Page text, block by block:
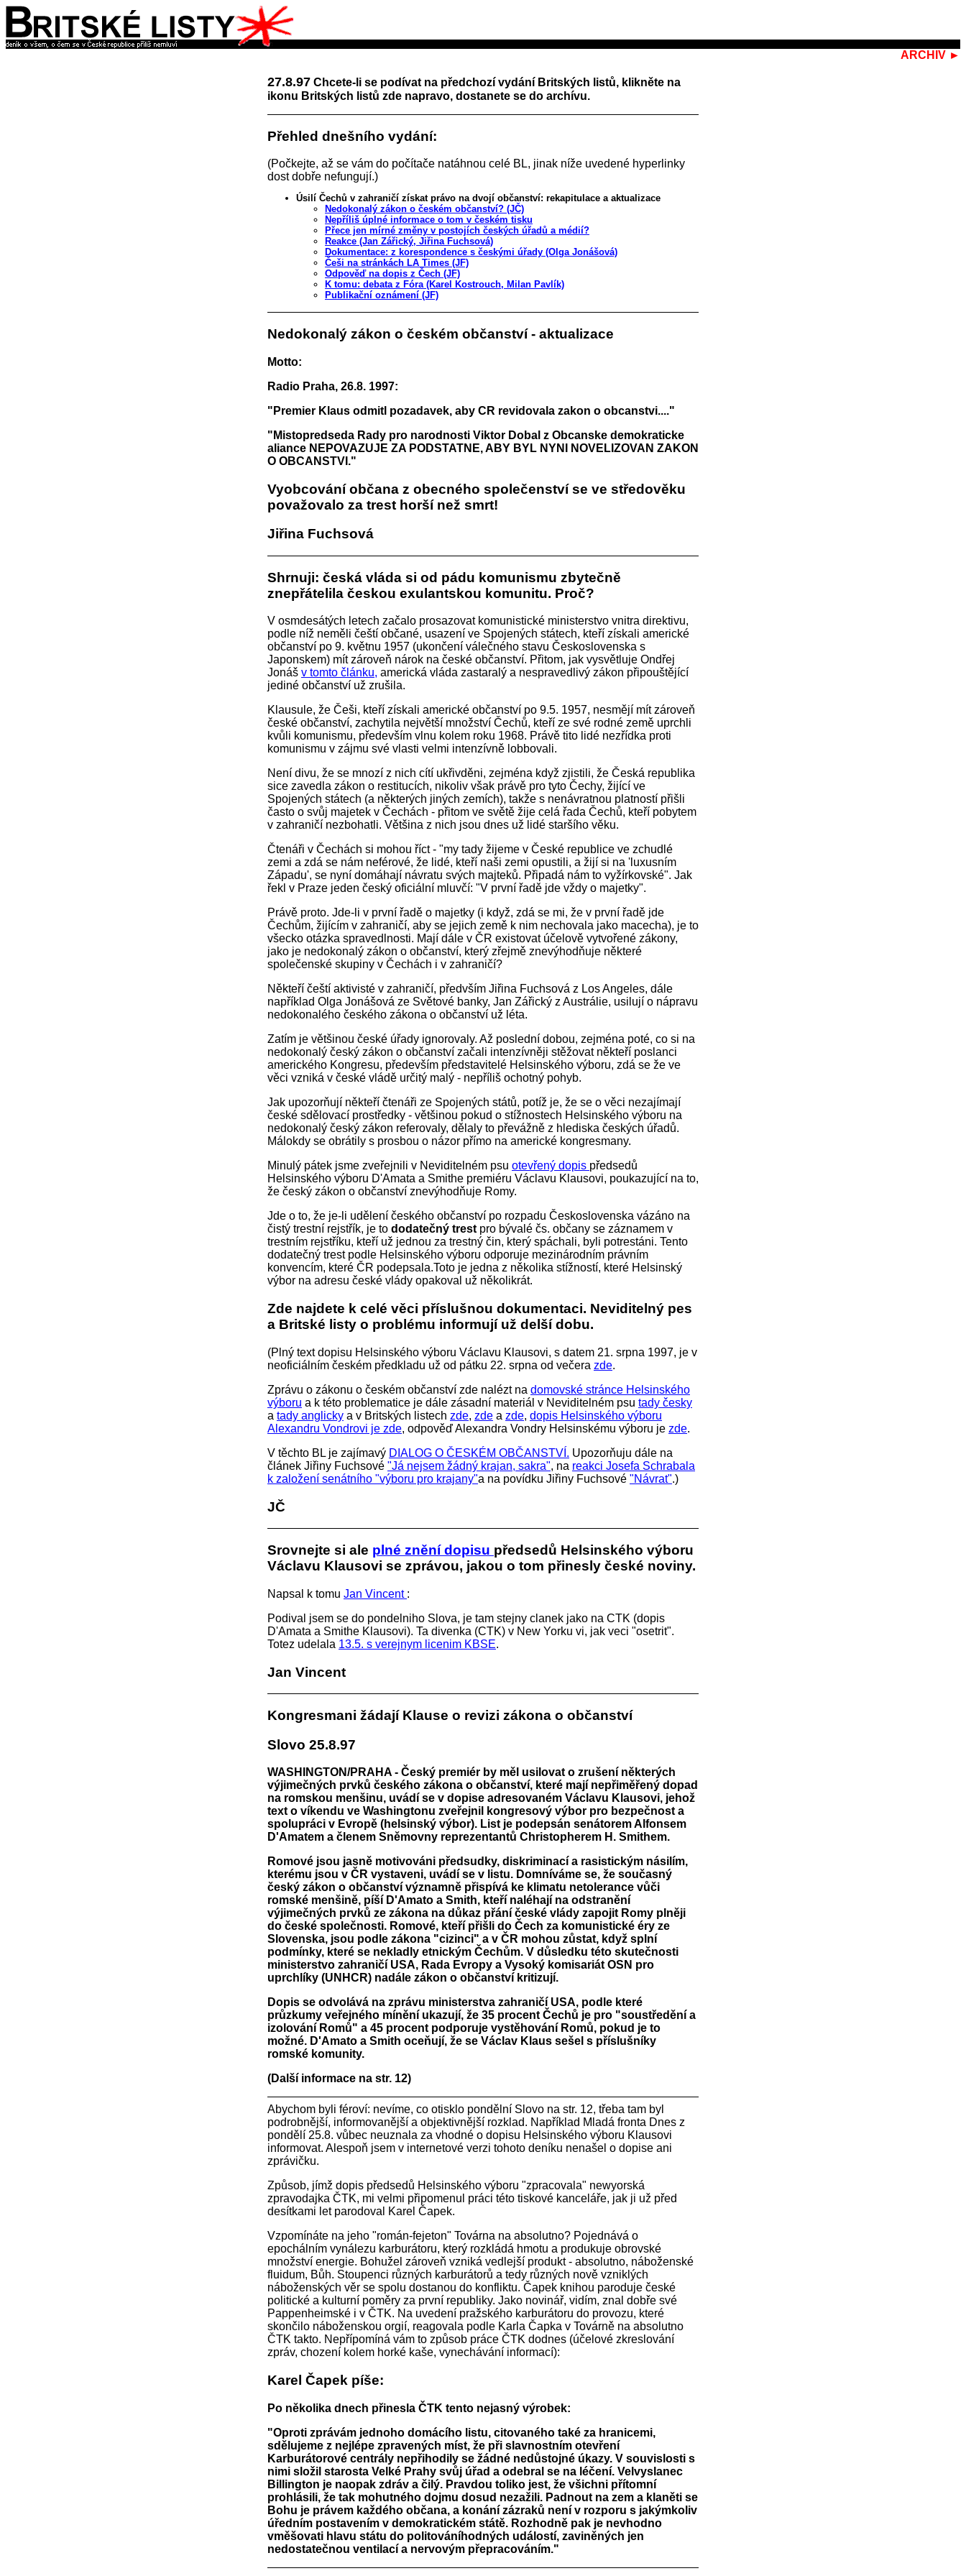
ARCHIV ►
27.8.97 Chcete-li se podívat na předchozí vydání Britských listů, klikněte na
ikonu Britských listů zde napravo, dostanete se do archívu.
Přehled dnešního vydání:
(Počkejte, až se vám do počítače natáhnou celé BL, jinak níže uvedené hyperlinky
dost dobře nefungují.)
Úsilí Čechů v zahraničí získat právo na dvojí občanství: rekapitulace a aktualizace
Nedokonalý zákon o českém občanství? (JČ)
Nepříliš úplné informace o tom v českém tisku
Přece jen mírné změny v postojích českých úřadů a médií?
Reakce (Jan Zářický, Jiřina Fuchsová)
Dokumentace: z korespondence s českými úřady (Olga Jonášová)
Češi na stránkách LA Times (JF)
Odpověď na dopis z Čech (JF)
K tomu: debata z Fóra (Karel Kostrouch, Milan Pavlík)
Publikační oznámení (JF)
Nedokonalý zákon o českém občanství - aktualizace
Motto:
Radio Praha, 26.8. 1997:
"Premier Klaus odmitl pozadavek, aby CR revidovala zakon o obcanstvi...."
"Mistopredseda Rady pro narodnosti Viktor Dobal z Obcanske demokraticke
aliance NEPOVAZUJE ZA PODSTATNE, ABY BYL NYNI NOVELIZOVAN ZAKON
O OBCANSTVI."
Vyobcování občana z obecného společenství se ve středověku
považovalo za trest horší než smrt!
Jiřina Fuchsová
Shrnuji: česká vláda si od pádu komunismu zbytečně
znepřátelila českou exulantskou komunitu. Proč?
V osmdesátých letech začalo prosazovat komunistické ministerstvo vnitra direktivu,
podle níž neměli čeští občané, usazení ve Spojených státech, kteří získali americké
občanství po 9. květnu 1957 (ukončení válečného stavu Československa s
Japonskem) mít zároveň nárok na české občanství. Přitom, jak vysvětluje Ondřej
Jonáš v tomto článku, americká vláda zastaralý a nespravedlivý zákon připouštějící
jediné občanství už zrušila.
Klausule, že Češi, kteří získali americké občanství po 9.5. 1957, nesmějí mít zároveň
české občanství, zachytila největší množství Čechů, kteří ze své rodné země uprchli
kvůli komunismu, především vlnu kolem roku 1968. Právě tito lidé nezřídka proti
komunismu v zájmu své vlasti velmi intenzívně lobbovali.
Není divu, že se mnozí z nich cítí ukřivděni, zejména když zjistili, že Česká republika
sice zavedla zákon o restitucích, nikoliv však právě pro tyto Čechy, žijící ve
Spojených státech (a některých jiných zemích), takže s nenávratnou platností přišli
často o svůj majetek v Čechách - přitom ve světě žije celá řada Čechů, kteří pobytem
v zahraničí nezbohatli. Většina z nich jsou dnes už lidé staršího věku.
Čtenáři v Čechách si mohou říct - "my tady žijeme v České republice ve zchudlé
zemi a zdá se nám neférové, že lidé, kteří naši zemi opustili, a žijí si na 'luxusním
Západu', se nyní domáhají návratu svých majteků. Připadá nám to vyžírkovské". Jak
řekl v Praze jeden český oficiální mluvčí: "V první řadě jde vždy o majetky".
Právě proto. Jde-li v první řadě o majetky (i když, zdá se mi, že v první řadě jde
Čechům, žijícím v zahraničí, aby se jejich země k nim nechovala jako macecha), je to
všecko otázka spravedlnosti. Mají dále v ČR existovat účelově vytvořené zákony,
jako je nedokonalý zákon o občanství, který zřejmě znevýhodňuje některé
společenské skupiny v Čechách i v zahraničí?
Někteří čeští aktivisté v zahraničí, předvším Jiřina Fuchsová z Los Angeles, dále
například Olga Jonášová ze Světové banky, Jan Zářický z Austrálie, usilují o nápravu
nedokonalého českého zákona o občanství už léta.
Zatím je většinou české úřady ignorovaly. Až poslední dobou, zejména poté, co si na
nedokonalý český zákon o občanství začali intenzívněji stěžovat někteří poslanci
amerického Kongresu, především představitelé Helsinského výboru, zdá se že ve
věci vzniká v české vládě určitý malý - nepříliš ochotný pohyb.
Jak upozorňují někteří čtenáři ze Spojených států, potíž je, že se o věci nezajímají
české sdělovací prostředky - většinou pokud o stížnostech Helsinského výboru na
nedokonalý český zákon referovaly, dělaly to převážně z hlediska českých úřadů.
Málokdy se obrátily s prosbou o názor přímo na americké kongresmany.
Minulý pátek jsme zveřejnili v Neviditelném psu otevřený dopis předsedů
Helsinského výboru D'Amata a Smithe premiéru Václavu Klausovi, poukazující na to,
že český zákon o občanství znevýhodňuje Romy.
Jde o to, že je-li udělení českého občanství po rozpadu Československa vázáno na
čistý trestní rejstřík, je to dodatečný trestpro bývalé čs. občany se záznamem v
trestním rejstříku, kteří už jednou za trestný čin, který spáchali, byli potrestáni. Tento
dodatečný trest podle Helsinského výboru odporuje mezinárodním právním
konvencím, které ČR podepsala.Toto je jedna z několika stížností, které Helsinský
výbor na adresu české vlády opakoval už několikrát.
Zde najdete k celé věci příslušnou dokumentaci. Neviditelný pes
a Britské listy o problému informují už delší dobu.
(Plný text dopisu Helsinského výboru Václavu Klausovi, s datem 21. srpna 1997, je v
neoficiálním českém předkladu už od pátku 22. srpna od večera zde.
Zprávu o zákonu o českém občanství zde nalézt na domovské stránce Helsinského
výboru a k této problematice je dále zásadní materiál v Neviditelném psu tady česky
a tady anglicky a v Britských listech zde, zde a zde, dopis Helsinského výboru
Alexandru Vondrovi je zde, odpověď Alexandra Vondry Helsinskému výboru je zde.
V těchto BL je zajímavý DIALOG O ČESKÉM OBČANSTVÍ. Upozorňuju dále na
článek Jiřiny Fuchsové "Já nejsem žádný krajan, sakra", na reakci Josefa Schrabala
k založení senátního "výboru pro krajany"a na povídku Jiřiny Fuchsové "Návrat".)
JČ
Srovnejte si ale plné znění dopisu předsedů Helsinského výboru
Václavu Klausovi se zprávou, jakou o tom přinesly české noviny.
Napsal k tomu Jan Vincent :
Podival jsem se do pondelniho Slova, je tam stejny clanek jako na CTK (dopis
D'Amata a Smithe Klausovi). Ta divenka (CTK) v New Yorku vi, jak veci "osetrit".
Totez udelala 13.5. s verejnym licenim KBSE.
Jan Vincent
Kongresmani žádají Klause o revizi zákona o občanství
Slovo 25.8.97
WASHINGTON/PRAHA - Český premiér by měl usilovat o zrušení některých
výjimečných prvků českého zákona o občanství, které mají nepřiměřený dopad
na romskou menšinu, uvádí se v dopise adresovaném Václavu Klausovi, jehož
text o víkendu ve Washingtonu zveřejnil kongresový výbor pro bezpečnost a
spolupráci v Evropě (helsinský výbor). List je podepsán senátorem Alfonsem
D'Amatem a členem Sněmovny reprezentantů Christopherem H. Smithem.
Romové jsou jasně motivováni předsudky, diskriminací a rasistickým násilím,
kterému jsou v ČR vystaveni, uvádí se v listu. Domníváme se, že současný
český zákon o občanství významně přispívá ke klimatu netolerance vůči
romské menšině, píší D'Amato a Smith, kteří naléhají na odstranění
výjimečných prvků ze zákona na důkaz přání české vlády zapojit Romy plněji
do české společnosti. Romové, kteří přišli do Čech za komunistické éry ze
Slovenska, jsou podle zákona "cizinci" a v ČR mohou zůstat, když splní
podmínky, které se nekladly etnickým Čechům. V důsledku této skutečnosti
ministerstvo zahraničí USA, Rada Evropy a Vysoký komisariát OSN pro
uprchlíky (UNHCR) nadále zákon o občanství kritizují.
Dopis se odvolává na zprávu ministerstva zahraničí USA, podle které
průzkumy veřejného mínění ukazují, že 35 procent Čechů je pro "soustředění a
izolování Romů" a 45 procent podporuje vystěhování Romů, pokud je to
možné. D'Amato a Smith oceňují, že se Václav Klaus sešel s příslušníky
romské komunity.
(Další informace na str. 12)
Abychom byli féroví: nevíme, co otisklo pondělní Slovo na str. 12, třeba tam byl
podrobnější, informovanější a objektivnější rozklad. Například Mladá fronta Dnes z
pondělí 25.8. vůbec neuznala za vhodné o dopisu Helsinského výboru Klausovi
informovat. Alespoň jsem v internetové verzi tohoto deníku nenašel o dopise ani
zprávičku.
Způsob, jímž dopis předsedů Helsinského výboru "zpracovala" newyorská
zpravodajka ČTK, mi velmi připomenul práci této tiskové kanceláře, jak ji už před
desítkami let parodoval Karel Čapek.
Vzpomínáte na jeho "román-fejeton" Továrna na absolutno? Pojednává o
epochálním vynálezu karburátoru, který rozkládá hmotu a produkuje obrovské
množství energie. Bohužel zároveň vzniká vedlejší produkt - absolutno, náboženské
fluidum, Bůh. Stoupenci různých karburátorů a tedy různých nově vzniklých
náboženských věr se spolu dostanou do konfliktu. Čapek knihou paroduje české
politické a kulturní poměry za první republiky. Jako novinář, vidím, znal dobře své
Pappenheimské i v ČTK. Na uvedení pražského karburátoru do provozu, které
skončilo náboženskou orgií, reagovala podle Karla Čapka v Továrně na absolutno
ČTK takto. Nepřípomíná vám to způsob práce ČTK dodnes (účelové zkreslování
zpráv, chození kolem horké kaše, vynechávání informací):
Karel Čapek píše:
Po několika dnech přinesla ČTK tento nejasný výrobek:
"Oproti zprávám jednoho domácího listu, citovaného také za hranicemi,
sdělujeme z nejlépe zpravených míst, že při slavnostním otevření
Karburátorové centrály nepřihodily se žádné nedůstojné úkazy. V souvislosti s
nimi složil starosta Velké Prahy svůj úřad a odebral se na léčení. Velvyslanec
Billington je naopak zdráv a čilý. Pravdou toliko jest, že všichni přítomní
prohlásili, že tak mohutného dojmu dosud nezažili. Padnout na zem a klaněti se
Bohu je právem každého občana, a konání zázraků není v rozporu s jakýmkoliv
úředním postavením v demokratickém státě. Rozhodně pak je nevhodno
vměšovati hlavu státu do politováníhodných událostí, zaviněných jen
nedostatečnou ventilací a nervovým přepracováním."